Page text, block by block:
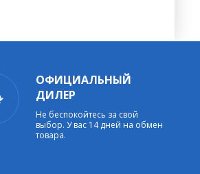
ОФИЦИАЛЬНЫЙ
ДИЛЕР
Не беспокойтесь за свой
выбор. У вас 14 дней на обмен
товара.